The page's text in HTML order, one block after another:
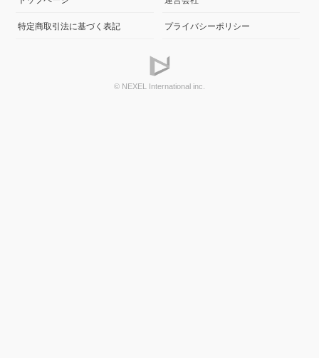
特定商取引法に基づく表記 プライバシーポリシー
© NEXEL International inc.